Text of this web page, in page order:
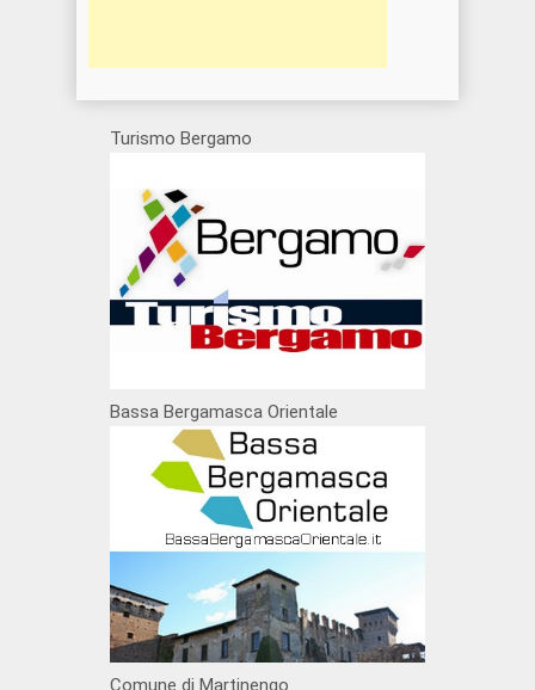
Turismo Bergamo
Bassa Bergamasca Orientale